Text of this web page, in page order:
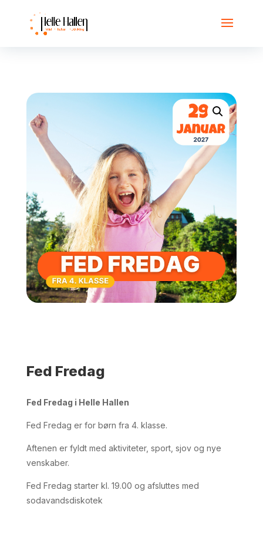
Fed Fredag
Fed Fredag i Helle Hallen
Fed Fredag er for børn fra 4. klasse.
Aftenen er fyldt med aktiviteter, sport, sjov og nye
venskaber.
Fed Fredag starter kl. 19.00 og afsluttes med
sodavandsdiskotek